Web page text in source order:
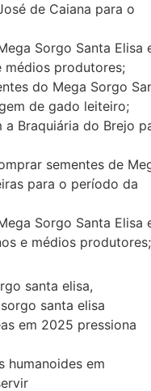
de Caiana para o
Sorgo Santa Elisa
médios produtores;
do Mega Sorgo
de gado leiteiro;
a Braquiária do Brejo
sementes de
para o período da
Sorgo Santa Elisa
e médios produtores;
santa elisa,
santa elisa
em 2025 pressiona
humanoides em